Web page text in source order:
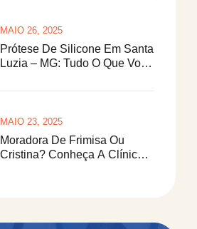
Prótese De Silicone Em Santa
Luzia – MG: Tudo O Que Você
MAIO 26, 2025
Moradora De Frimisa Ou
Cristina? Conheça A Clínica
MAIO 23, 2025